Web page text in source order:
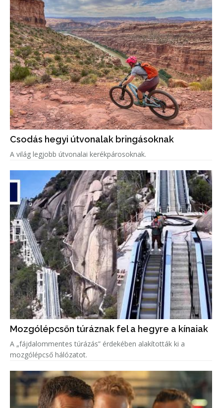
Csodás hegyi útvonalak bringásoknak
A világ legjobb útvonalai kerékpárosoknak.
Mozgólépcsőn túráznak fel a hegyre a kínaiak
A „fájdalommentes túrázás” érdekében alakították ki a
mozgólépcső hálózatot.